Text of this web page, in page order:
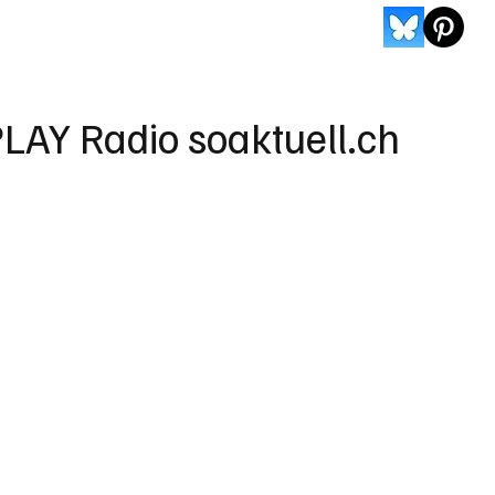
Radio soaktuell.ch